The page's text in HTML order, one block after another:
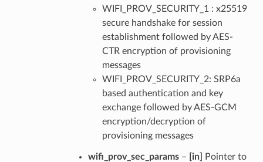
WIFI_PROV_SECURITY_1 : x25519
secure handshake for session
establishment followed by AES-
CTR encryption of provisioning
messages
WIFI_PROV_SECURITY_2: SRP6a
based authentication and key
exchange followed by AES-GCM
encryption/decryption of
provisioning messages
wifi_prov_sec_params– [in]
Pointer to